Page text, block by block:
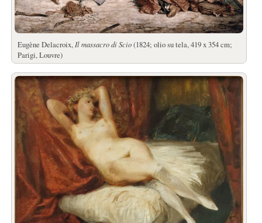
Eugène Delacroix, Il massacro di Scio(1824; olio su tela, 419 x 354 cm;
Parigi, Louvre)